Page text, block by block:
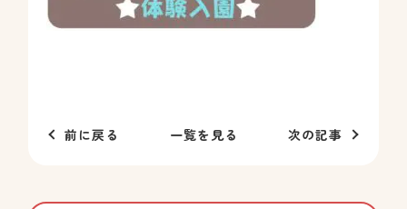
前に戻る 一覧を見る 次の記事